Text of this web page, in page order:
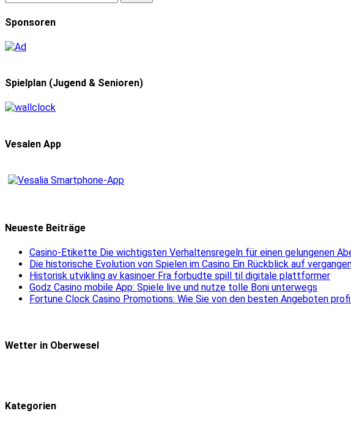
Sponsoren
Spielplan (Jugend & Senioren)
Vesalen App
Neueste Beiträge
Casino-Etikette Die wichtigsten Verhaltensregeln für einen gelungenen
Die historische Evolution von Spielen im Casino Ein Rückblick auf
Historisk utvikling av kasinoer Fra forbudte spill til digitale plattformer
Godz Casino mobile App: Spiele live und nutze tolle Boni unterwegs
Fortune Clock Casino Promotions: Wie Sie von den besten Angeboten
Wetter in Oberwesel
Kategorien